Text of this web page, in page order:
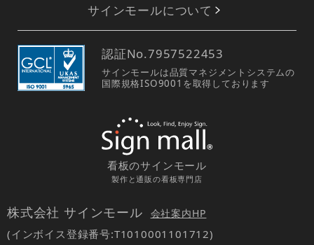
サインモールについて
認証No.7957522453
サインモールは品質マネジメントシステムの
国際規格ISO9001を取得しております
看板のサインモール
製作と通販の看板専門店
株式会社 サインモール 会社案内HP
(インボイス登録番号:T1010001101712)